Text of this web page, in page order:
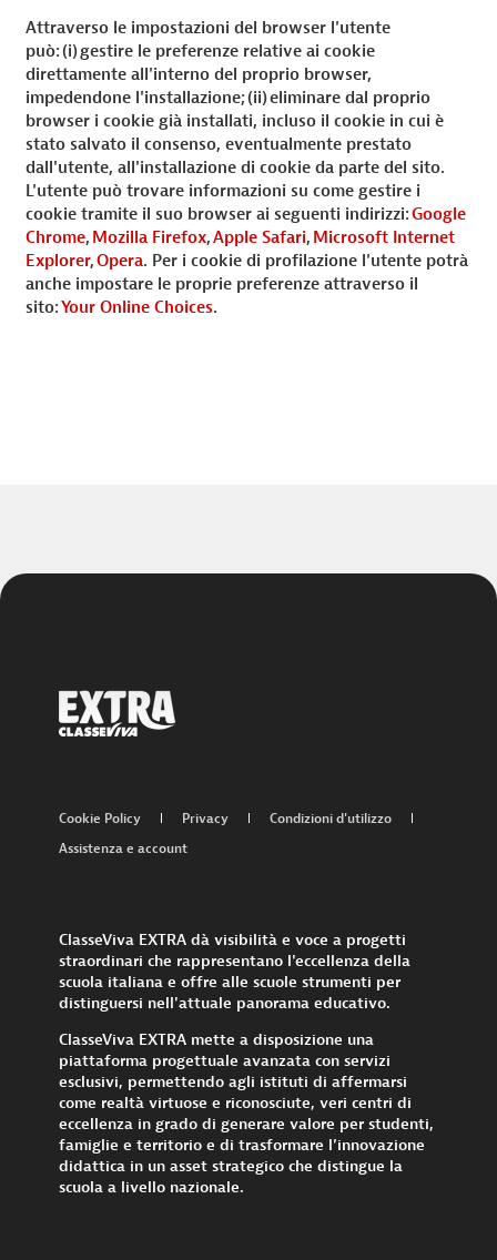
Attraverso le impostazioni del browser l'utente
può: (i) gestire le preferenze relative ai cookie
direttamente all'interno del proprio browser,
impedendone l'installazione; (ii) eliminare dal proprio
browser i cookie già installati, incluso il cookie in cui è
stato salvato il consenso, eventualmente prestato
dall'utente, all'installazione di cookie da parte del sito.
L'utente può trovare informazioni su come gestire i
cookie tramite il suo browser ai seguenti indirizzi:Google
Chrome, Mozilla Firefox,Apple Safari, Microsoft Internet
Explorer,Opera. Per i cookie di profilazione l'utente potrà
anche impostare le proprie preferenze attraverso il
sito:Your Online Choices.
Cookie Policy Privacy Condizioni d'utilizzo
Assistenza e account
ClasseViva EXTRA dà visibilità e voce a progetti
straordinari che rappresentano l'eccellenza della
scuola italiana e offre alle scuole strumenti per
distinguersi nell'attuale panorama educativo.
ClasseViva EXTRA mette a disposizione una
piattaforma progettuale avanzata con servizi
esclusivi, permettendo agli istituti di affermarsi
come realtà virtuose e riconosciute, veri centri di
eccellenza in grado di generare valore per studenti,
famiglie e territorio e di trasformare l’innovazione
didattica in un asset strategico che distingue la
scuola a livello nazionale.